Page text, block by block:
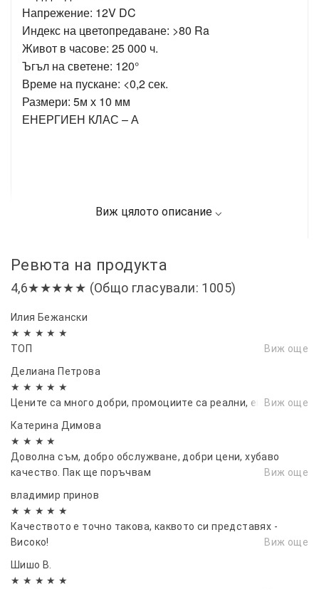
Напрежение: 12V DC
Индекс на цветопредаване: >80 Ra
Живот в часове: 25 000 ч.
Ъгъл на светене: 120°
Време на пускане: <0,2 сек.
Размери: 5м х 10 мм
ЕНЕРГИЕН КЛАС – А
Ревюта на продукта
4,6★★★★★ (Общо гласували: 1005)
Илия Бежански
★ ★ ★ ★ ★
ТОП
Виж още
Делиана Петрова
★ ★ ★ ★ ★
Цените са много добри, промоциите са реални, евала.Виж още
Катерина Димова
★ ★ ★ ★
Доволна съм, добро обслужване, добри цени, хубаво
качество. Пак ще поръчвам
Виж още
владимир принов
★ ★ ★ ★ ★
Качеството е точно такова, каквото си представях -
Високо!
Виж още
Шишо В.
★ ★ ★ ★ ★